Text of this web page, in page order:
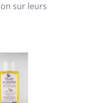
sur leurs